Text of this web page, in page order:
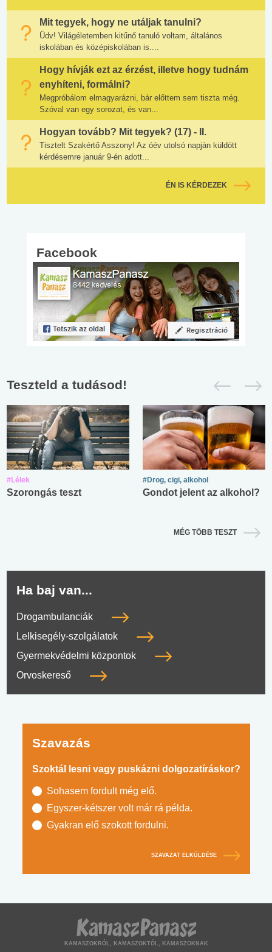
Mit tegyek, hogy ne utáljak tanulni?
Üdv! Világéletemben kitűnő tanuló voltam, általános
iskolában és középiskolában is....
Hogy hívják ezt az érzést, illetve hogy tudnám
enyhíteni, formálni?
Megpróbálom elmagyarázni, bár előttem sem tiszta még.
Szóval van egy sorozat, és van...
Hogyan tovább? Mit tegyek? (17) - II.
Tisztelt Szakértő Asszony! Az óév utolsó napján küldött
kérdésemre január 9-én adott...
ÉN IS KÉRDEZEK
Facebook
Teszteld a tudásod!
#Lélek
Szorongás teszt
#Drog, cigi, alkohol
Gondot jelent az alkohol?
MÉG TÖBB TESZT
Ha baj van...
Drogambulanciák
Lelkisegély-szolgálatok
Gyermekvédelmi központok
Orvoskereső
Szavazás
Szoktál lesni vagy puskázni dolgozatíráskor?
Sohasem fordult még elő.
Egyszer-kétszer volt már rá példa.
Gyakran elő szokott fordulni.
SZAVAZAT ELKÜLDÉSE
KAMASZOKRÓL, KAMASZOKTÓL, KAMASZOKNAK